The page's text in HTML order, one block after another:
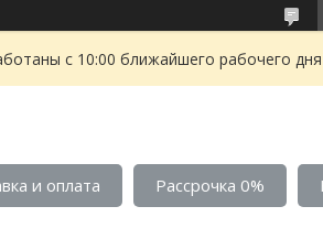
с 10:00 ближайшего рабочего дня
и оплата Рассрочка 0%